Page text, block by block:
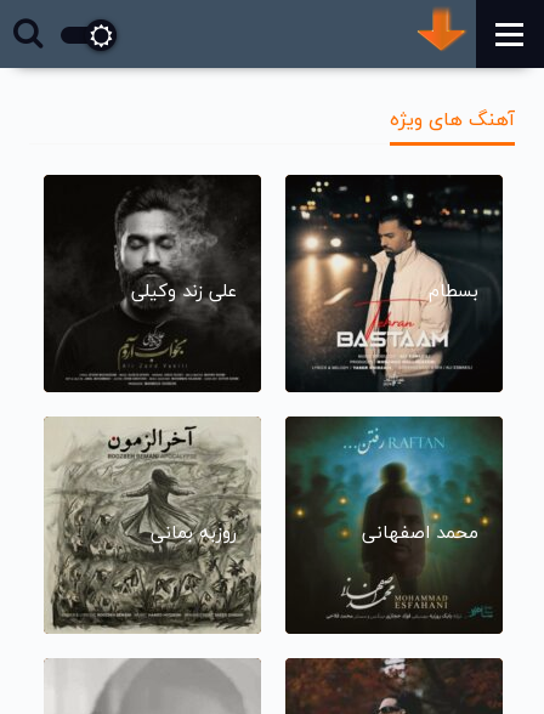
آهنگ های ویژه
بسطام علی زند وکیلی
محمد اصفهانی روزبه بمانی